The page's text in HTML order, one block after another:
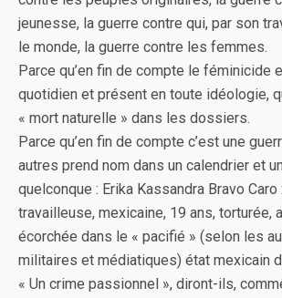
jeunesse, la guerre contre qui, par son
le monde, la guerre contre les femmes.
Parce qu’en fin de compte le féminicide
quotidien et présent en toute idéologie,
« mort naturelle » dans les dossiers.
Parce qu’en fin de compte c’est une
autres prend nom dans un calendrier et
quelconque : Erika Kassandra Bravo Caro
travailleuse, mexicaine, 19 ans, torturée,
écorchée dans le « pacifié » (selon les
militaires et médiatiques) état mexicain
« Un crime passionnel », diront-ils,